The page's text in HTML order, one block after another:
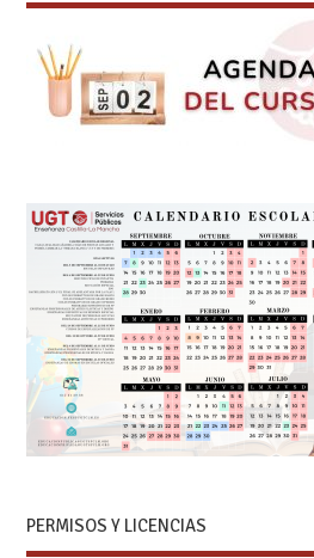
PERMISOS Y LICENCIAS